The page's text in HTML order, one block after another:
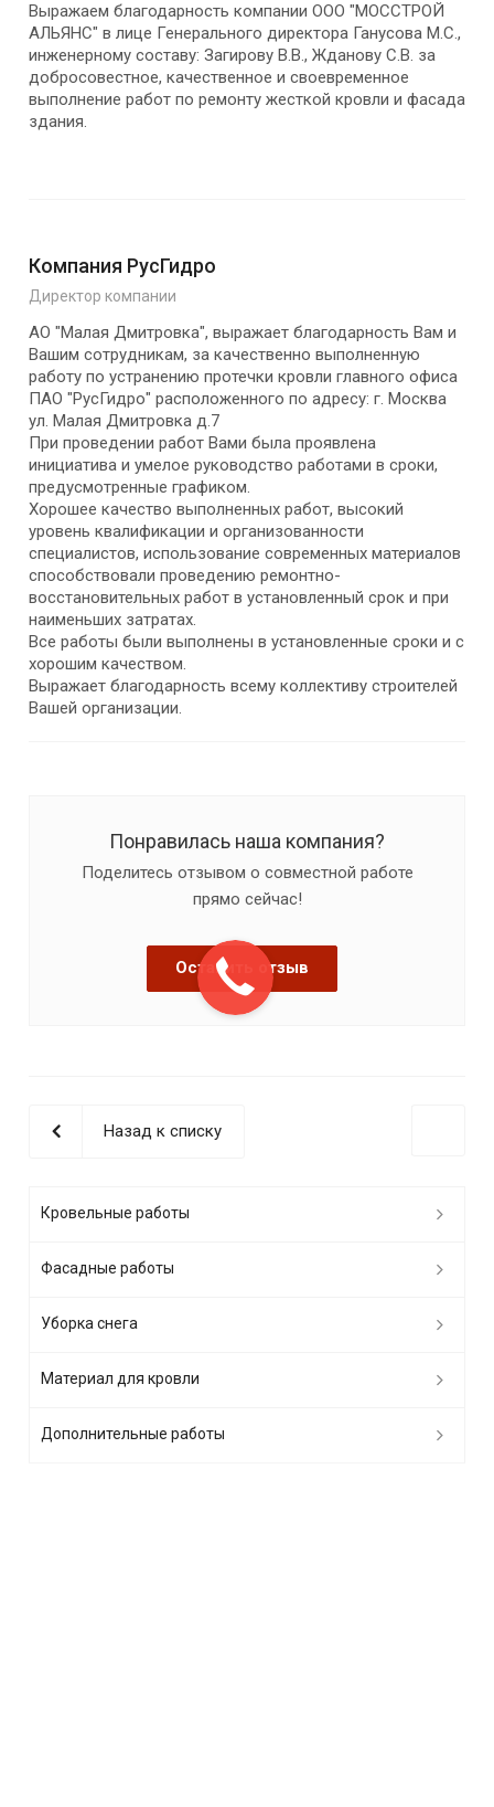
Выражаем благодарность компании ООО "МОССТРОЙ
АЛЬЯНС" в лице Генерального директора Ганусова М.С.,
инженерному составу: Загирову В.В., Жданову С.В. за
добросовестное, качественное и своевременное
выполнение работ по ремонту жесткой кровли и фасада
здания.
Компания РусГидро
Директор компании
АО "Малая Дмитровка", выражает благодарность Вам и
Вашим сотрудникам, за качественно выполненную
работу по устранению протечки кровли главного офиса
ПАО "РусГидро" расположенного по адресу: г. Москва
ул. Малая Дмитровка д.7
При проведении работ Вами была проявлена
инициатива и умелое руководство работами в сроки,
предусмотренные графиком.
Хорошее качество выполненных работ, высокий
уровень квалификации и организованности
специалистов, использование современных материалов
способствовали проведению ремонтно-
восстановительных работ в установленный срок и при
наименьших затратах.
Все работы были выполнены в установленные сроки и с
хорошим качеством.
Выражает благодарность всему коллективу строителей
Вашей организации.
Понравилась наша компания?
Поделитесь отзывом о совместной работе
прямо сейчас!
Оставить отзыв
Назад к списку
Кровельные работы
Фасадные работы
Уборка снега
Материал для кровли
Дополнительные работы